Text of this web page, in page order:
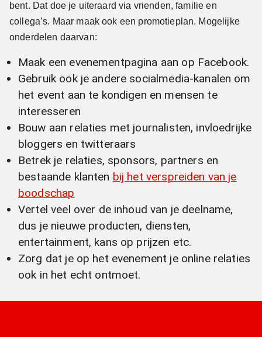
bent. Dat doe je uiteraard via vrienden, familie en
collega’s. Maar maak ook een promotieplan. Mogelijke
onderdelen daarvan:
Maak een evenementpagina aan op Facebook.
Gebruik ook je andere socialmedia-kanalen om
het event aan te kondigen en mensen te
interesseren
Bouw aan relaties met journalisten, invloedrijke
bloggers en twitteraars
Betrek je relaties, sponsors, partners en
bestaande klanten bij het verspreiden van je
boodschap
Vertel veel over de inhoud van je deelname,
dus je nieuwe producten, diensten,
entertainment, kans op prijzen etc.
Zorg dat je op het evenement je online relaties
ook in het echt ontmoet.